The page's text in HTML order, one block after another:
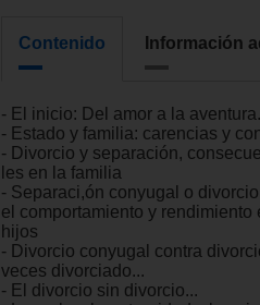
Contenido Información
- El inicio: Del amor a la
- Estado y familia: carencias y
- Divorcio y separación,
les en la familia
- Separaci,ón conyugal o
el comportamiento y rendimiento
hijos
- Divorcio conyugal contra
veces divorciado...
- El divorcio sin divorcio...